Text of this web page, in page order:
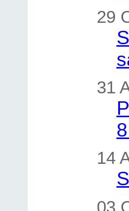
29
31
14
03